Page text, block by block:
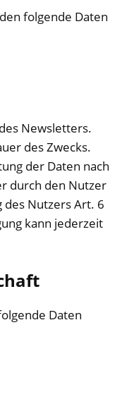
folgende Daten
Newsletters.
des Zwecks.
der Daten nach
durch den Nutzer
des Nutzers Art. 6
kann jederzeit
Daten